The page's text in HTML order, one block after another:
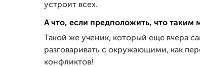
устроит всех.
А что, если предположить, что таким
Такой же ученик, который еще вчера
разговаривать с окружающими, как
конфликтов!